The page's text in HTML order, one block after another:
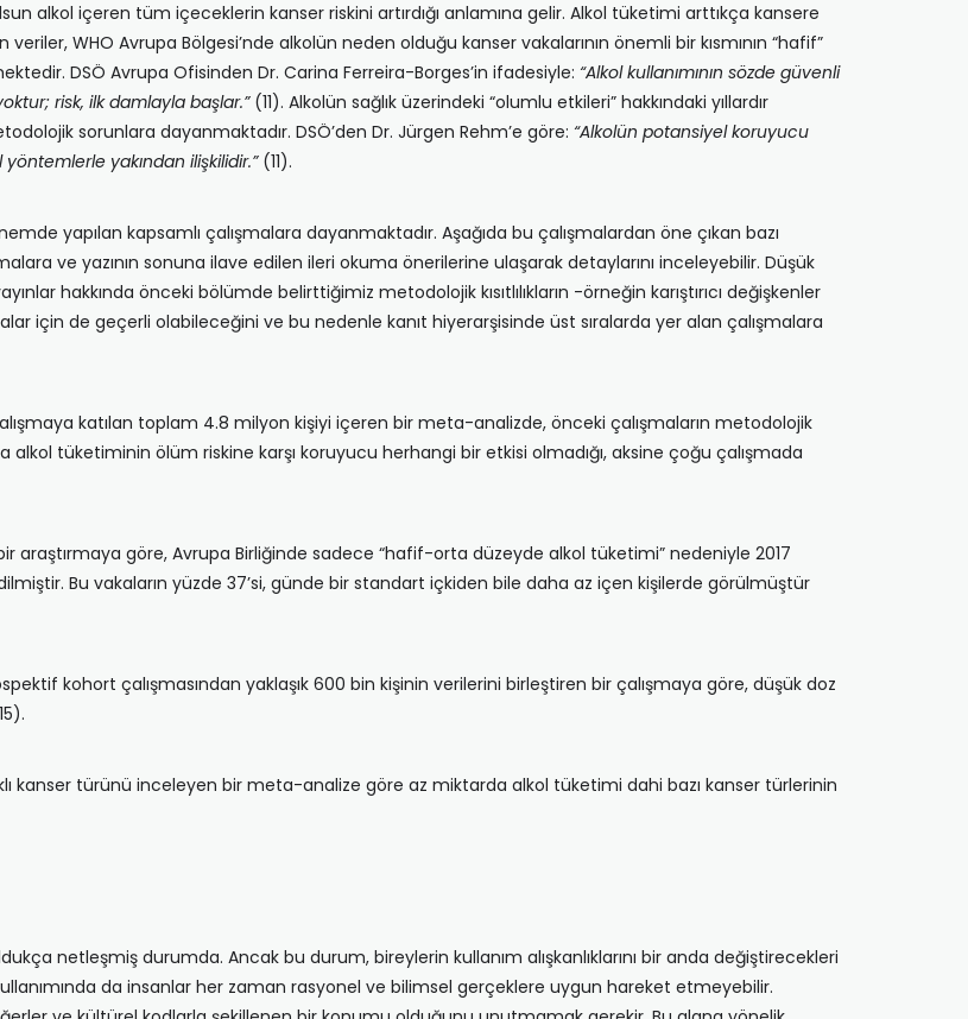
alkol içeren tüm içeceklerin kanser riskini artırdığı anlamına gelir. Alkol tüketimi arttıkça kansere
WHO Avrupa Bölgesi’nde alkolün neden olduğu kanser vakalarının önemli bir kısmının “hafif”
DSÖ Avrupa Ofisinden Dr. Carina Ferreira-Borges’in ifadesiyle: “Alkol kullanımının sözde güvenli
risk, ilk damlayla başlar.” (11). Alkolün sağlık üzerindeki “olumlu etkileri” hakkındaki yıllardır
sorunlara dayanmaktadır. DSÖ’den Dr. Jürgen Rehm’e göre: “Alkolün potansiyel koruyucu
yöntemlerle yakından ilişkilidir.”(11).
yapılan kapsamlı çalışmalara dayanmaktadır. Aşağıda bu çalışmalardan öne çıkan bazı
ve yazının sonuna ilave edilen ileri okuma önerilerine ulaşarak detaylarını inceleyebilir. Düşük
hakkında önceki bölümde belirttiğimiz metodolojik kısıtlılıkların -örneğin karıştırıcı değişkenler
için de geçerli olabileceğini ve bu nedenle kanıt hiyerarşisinde üst sıralarda yer alan çalışmalara
katılan toplam 4.8 milyon kişiyi içeren bir meta-analizde, önceki çalışmaların metodolojik
tüketiminin ölüm riskine karşı koruyucu herhangi bir etkisi olmadığı, aksine çoğu çalışmada
araştırmaya göre, Avrupa Birliğinde sadece “hafif-orta düzeyde alkol tüketimi” nedeniyle 2017
Bu vakaların yüzde 37’si, günde bir standart içkiden bile daha az içen kişilerde görülmüştür
kohort çalışmasından yaklaşık 600 bin kişinin verilerini birleştiren bir çalışmaya göre, düşük doz
kanser türünü inceleyen bir meta-analize göre az miktarda alkol tüketimi dahi bazı kanser türlerinin
netleşmiş durumda. Ancak bu durum, bireylerin kullanım alışkanlıklarını bir anda değiştirecekleri
da insanlar her zaman rasyonel ve bilimsel gerçeklere uygun hareket etmeyebilir.